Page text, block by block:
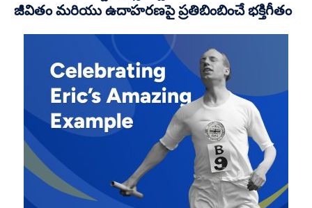
జీవితం మరియు ఉదాహరణపై ప్రతిబింబించే భక్తిగీతం